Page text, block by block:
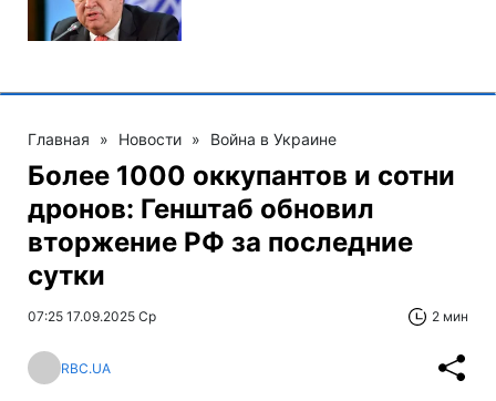
Главная » Новости » Война в Украине
Более 1000 оккупантов и сотни
дронов: Генштаб обновил
вторжение РФ за последние
сутки
07:25 17.09.2025 Ср 2 мин
RBC.UA